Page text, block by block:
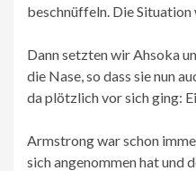
beschnüffeln. Die Situation
Dann setzten wir Ahsoka
die Nase, so dass sie nun
da plötzlich vor sich ging:
Armstrong war schon
sich angenommen hat und